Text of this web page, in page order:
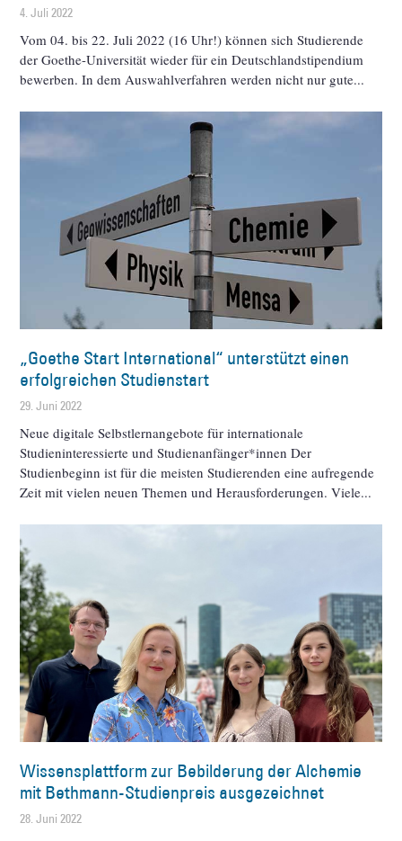
4. Juli 2022
Vom 04. bis 22. Juli 2022 (16 Uhr!) können sich Studierende
der Goethe-Universität wieder für ein Deutschlandstipendium
bewerben. In dem Auswahlverfahren werden nicht nur gute
„Goethe Start International“ unterstützt einen
erfolgreichen Studienstart
29. Juni 2022
Neue digitale Selbstlernangebote für internationale
Studieninteressierte und Studienanfänger*innen Der
Studienbeginn ist für die meisten Studierenden eine aufregende
Zeit mit vielen neuen Themen und Herausforderungen. Viele
Wissensplattform zur Bebilderung der Alchemie
mit Bethmann-Studienpreis ausgezeichnet
28. Juni 2022